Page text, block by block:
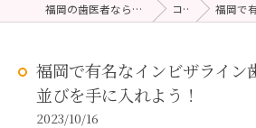
福岡の歯医者ならむらつ歯科クリニック コラム 福岡で有名なイ
福岡で有名なインビザライン
並びを手に入れよう！
2023/10/16